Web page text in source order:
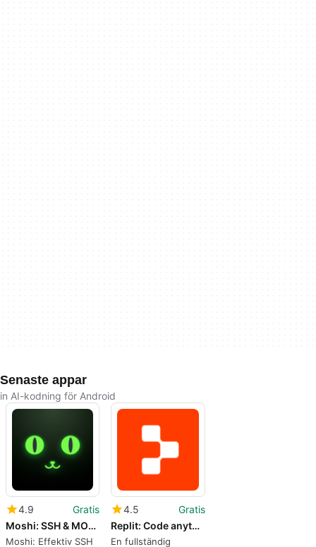
Senaste appar
in AI-kodning för Android
4.9
Gratis
Moshi: SSH & MOSH Terminal
Moshi: Effektiv SSH
4.5
Gratis
Replit: Code anything
En fullständig